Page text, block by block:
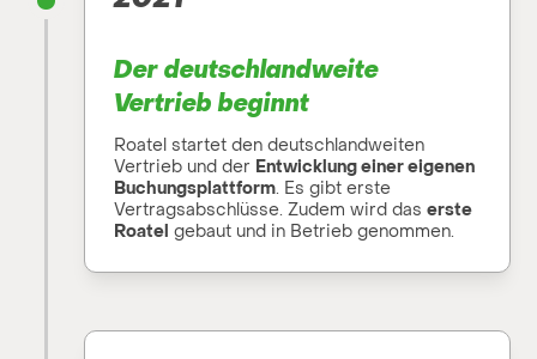
Der deutschlandweite
Vertrieb beginnt
Roatel startet den deutschlandweiten
Vertrieb und der Entwicklung einer eigenen
Buchungsplattform. Es gibt erste
Vertragsabschlüsse. Zudem wird daserste
Roatel gebaut und in Betrieb genommen.